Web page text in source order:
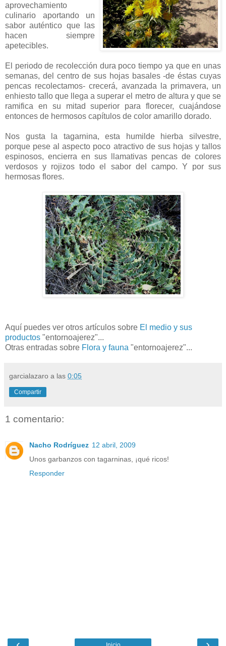
aprovechamiento
culinario aportando un
sabor auténtico que las
hacen siempre
apetecibles.
El periodo de recolección dura poco tiempo ya que en unas
semanas, del centro de sus hojas basales -de éstas cuyas
pencas recolectamos- crecerá, avanzada la primavera, un
enhiesto tallo que llega a superar el metro de altura y que se
ramifica en su mitad superior para florecer, cuajándose
entonces de hermosos capítulos de color amarillo dorado.
Nos gusta la tagarnina, esta humilde hierba silvestre,
porque pese al aspecto poco atractivo de sus hojas y tallos
espinosos, encierra en sus llamativas pencas de colores
verdosos y rojizos todo el sabor del campo. Y por sus
hermosas flores.
Aquí puedes ver otros artículos sobre El medio y sus
productos "entornoajerez"...
Otras entradas sobre Flora y fauna "entornoajerez"...
garcialazaro a las 0:05
Compartir
1 comentario:
Nacho Rodríguez 12 abril, 2009
Unos garbanzos con tagarninas, ¡qué ricos!
Responder